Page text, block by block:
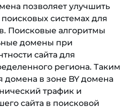
позволяет улучшить
системах для
Поисковые алгоритмы
домены при
сайта для
региона. Таким
домена в зоне BY домена
трафик и
сайта в поисковой